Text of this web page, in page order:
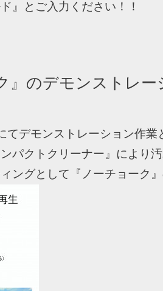
』とご入力ください！！
』のデモンストレ
てデモンストレーション作業
パクトクリーナー』により
ングとして『ノーチョーク